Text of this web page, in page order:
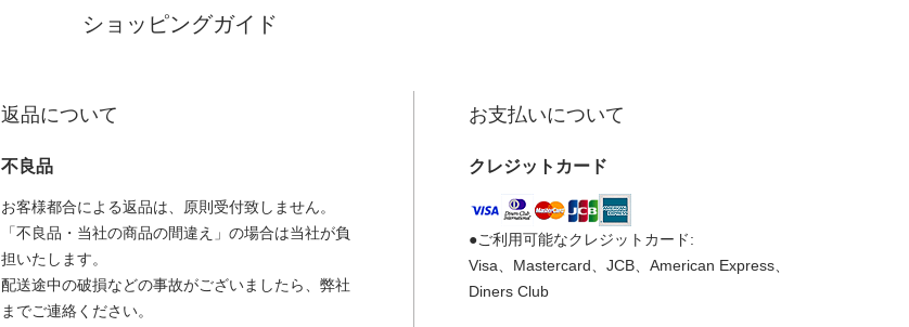
ショッピングガイド
返品について
不良品
お客様都合による返品は、原則受付致しません。
「不良品・当社の商品の間違え」の場合は当社が負
担いたします。
配送途中の破損などの事故がございましたら、弊社
までご連絡ください。
お支払いについて
クレジットカード
●ご利用可能なクレジットカード:
Visa、Mastercard、JCB、American Express、
Diners Club